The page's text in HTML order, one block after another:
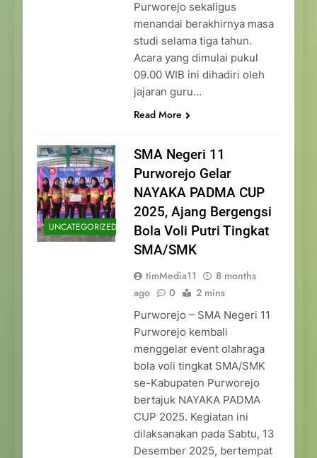
Purworejo sekaligus
menandai berakhirnya masa
studi selama tiga tahun.
Acara yang dimulai pukul
09.00 WIB ini dihadiri oleh
jajaran guru…
Read More
UNCATEGORIZED
SMA Negeri 11
Purworejo Gelar
NAYAKA PADMA CUP
2025, Ajang Bergengsi
Bola Voli Putri Tingkat
SMA/SMK
timMedia11
8 months
ago
0 2 mins
Purworejo – SMA Negeri 11
Purworejo kembali
menggelar event olahraga
bola voli tingkat SMA/SMK
se-Kabupaten Purworejo
bertajuk NAYAKA PADMA
CUP 2025. Kegiatan ini
dilaksanakan pada Sabtu, 13
Desember 2025, bertempat